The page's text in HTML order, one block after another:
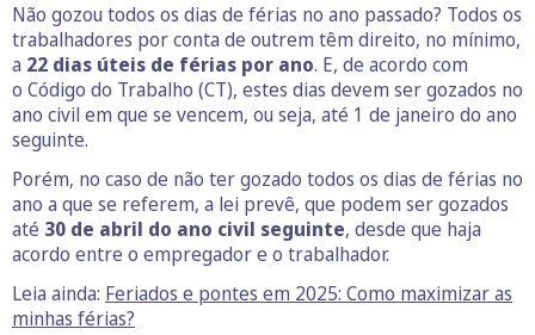
Não gozou todos os dias de férias no ano passado? Todos os
trabalhadores por conta de outrem têm direito, no mínimo,
a 22 dias úteis de férias por ano. E, de acordo com
o Código do Trabalho (CT), estes dias devem ser gozados no
ano civil em que se vencem, ou seja, até 1 de janeiro do ano
seguinte.
Porém, no caso de não ter gozado todos os dias de férias no
ano a que se referem, a lei prevê, que podem ser gozados
até 30 de abril do ano civil seguinte, desde que haja
acordo entre o empregador e o trabalhador.
Leia ainda: Feriados e pontes em 2025: Como maximizar as
minhas férias?